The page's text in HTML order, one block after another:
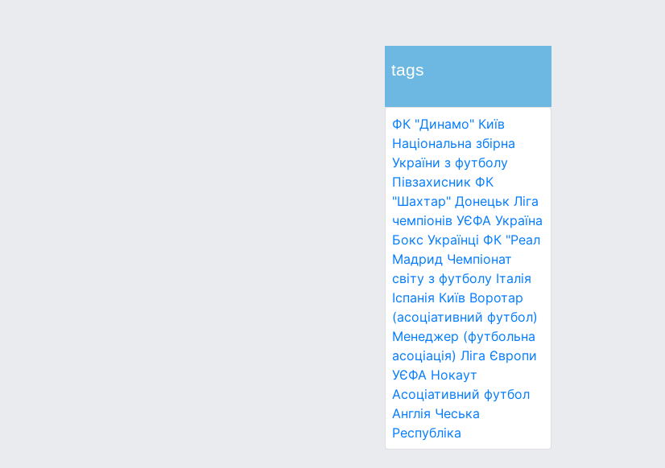
tags
ФК "Динамо" Київ
Національна збірна
України з футболу
Півзахисник ФК
"Шахтар" Донецьк Ліга
чемпіонів УЄФА Україна
Бокс Українці ФК "Реал
Мадрид Чемпіонат
світу з футболу Італія
Іспанія Київ Воротар
(асоціативний футбол)
Менеджер (футбольна
асоціація) Ліга Європи
УЄФА Нокаут
Асоціативний футбол
Англія Чеська
Республіка